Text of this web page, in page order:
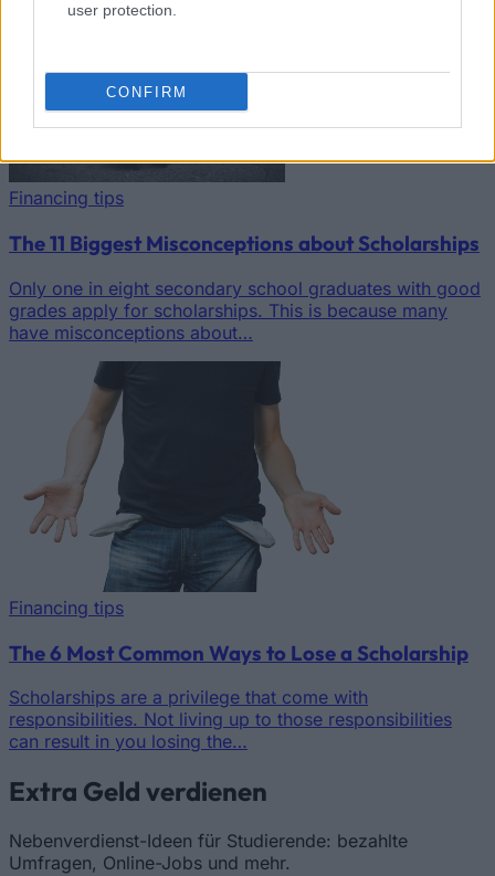
user protection.
CONFIRM
Financing tips
The 11 Biggest Misconceptions about Scholarships
Only one in eight secondary school graduates with good
grades apply for scholarships. This is because many
have misconceptions about…
Financing tips
The 6 Most Common Ways to Lose a Scholarship
Scholarships are a privilege that come with
responsibilities. Not living up to those responsibilities
can result in you losing the…
Extra Geld verdienen
Nebenverdienst-Ideen für Studierende: bezahlte
Umfragen, Online-Jobs und mehr.